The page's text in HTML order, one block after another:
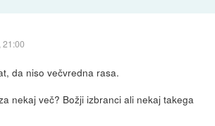
21:00
da niso večvredna rasa.
nekaj več? Božji izbranci ali nekaj takega